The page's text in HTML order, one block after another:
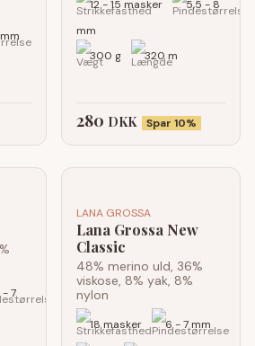
12 - 15 masker
5,5 - 8
mm
300 g
320 m
280 DKK Spar 10%
7
LANA GROSSA
Lana Grossa New
Classic
48% merino uld, 36%
viskose, 8% yak, 8%
nylon
18 masker 6 - 7 mm